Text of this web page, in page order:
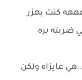
كنت بهزر
ضربته بره
عايزاه ولكن